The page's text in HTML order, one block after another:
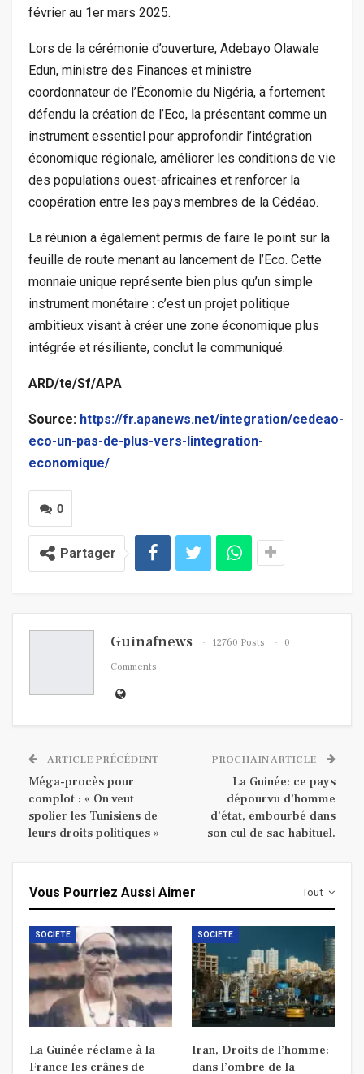
février au 1er mars 2025.
Lors de la cérémonie d’ouverture, Adebayo Olawale
Edun, ministre des Finances et ministre
coordonnateur de l’Économie du Nigéria, a fortement
défendu la création de l’Eco, la présentant comme un
instrument essentiel pour approfondir l’intégration
économique régionale, améliorer les conditions de vie
des populations ouest-africaines et renforcer la
coopération entre les pays membres de la Cédéao.
La réunion a également permis de faire le point sur la
feuille de route menant au lancement de l’Eco. Cette
monnaie unique représente bien plus qu’un simple
instrument monétaire : c’est un projet politique
ambitieux visant à créer une zone économique plus
intégrée et résiliente, conclut le communiqué.
ARD/te/Sf/APA
Source: https://fr.apanews.net/integration/cedeao-
eco-un-pas-de-plus-vers-lintegration-
economique/
0
Partager
Guinafnews 12760 Posts
0
Comments
ARTICLE PRÉCÉDENT
Méga-procès pour
complot : « On veut
spolier les Tunisiens de
leurs droits politiques »
PROCHAIN ARTICLE
La Guinée: ce pays
dépourvu d’homme
d’état, embourbé dans
son cul de sac habituel.
Tout
Vous Pourriez Aussi Aimer
SOCIETE
La Guinée réclame à la
France les crânes de
SOCIETE
Iran, Droits de l’homme:
dans l’ombre de la